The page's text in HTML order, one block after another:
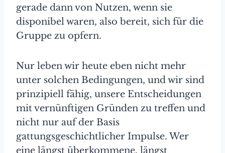
gerade dann von Nutzen, wenn sie
disponibel waren, also bereit, sich für die
Gruppe zu opfern.
Nur leben wir heute eben nicht mehr
unter solchen Bedingungen, und wir sind
prinzipiell fähig, unsere Entscheidungen
mit vernünftigen Gründen zu treffen und
nicht nur auf der Basis
gattungsgeschichtlicher Impulse. Wer
eine längst überkommene, längst